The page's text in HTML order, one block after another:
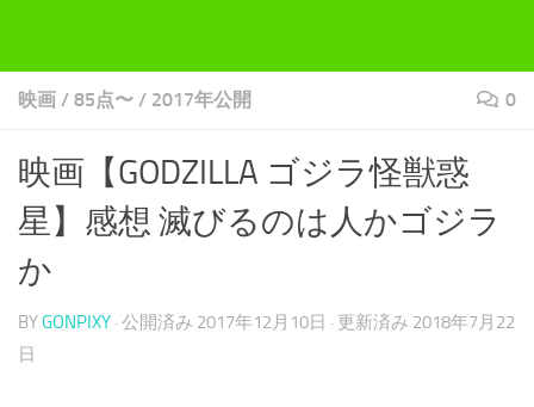
映画 / 85点〜 / 2017年公開 0
映画【GODZILLA ゴジラ怪獣惑
星】感想 滅びるのは人かゴジラ
か
BYGONPIXY · 公開済み 2017年12月10日 · 更新済み 2018年7月22
日